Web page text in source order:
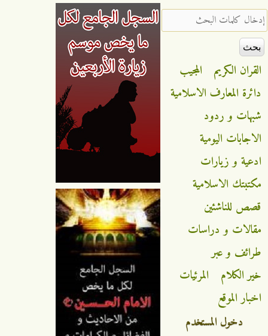
‏إدخال كلمات البحث ‏
القران الكريم
المجيب
دائرة المعارف الاسلامية
شبهات و ردود
الاجابات اليومية
ادعية و زيارات
مكتبتك الاسلامية
قصص للناشئين
مقالات و دراسات
طرائف و عبر
خير الكلام
المرئيات
اخبار الموقع
دخول المستخدم